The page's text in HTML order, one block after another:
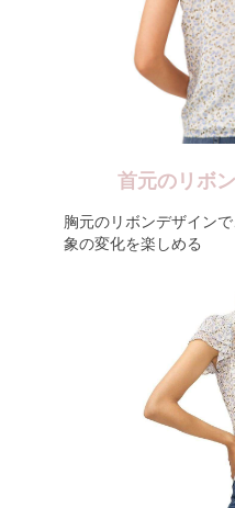
首元のリボ
胸元のリボンデザイン
象の変化を楽しめる